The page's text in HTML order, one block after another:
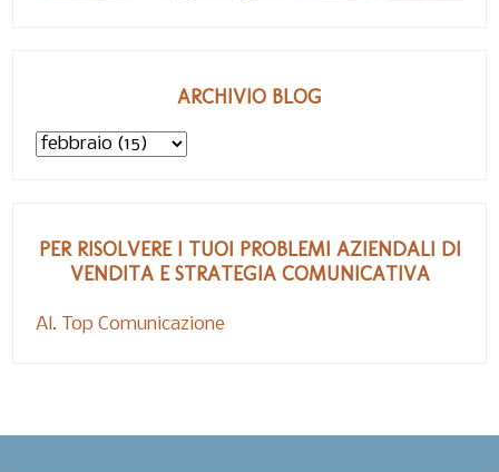
ARCHIVIO BLOG
PER RISOLVERE I TUOI PROBLEMI AZIENDALI DI
VENDITA E STRATEGIA COMUNICATIVA
Al. Top Comunicazione